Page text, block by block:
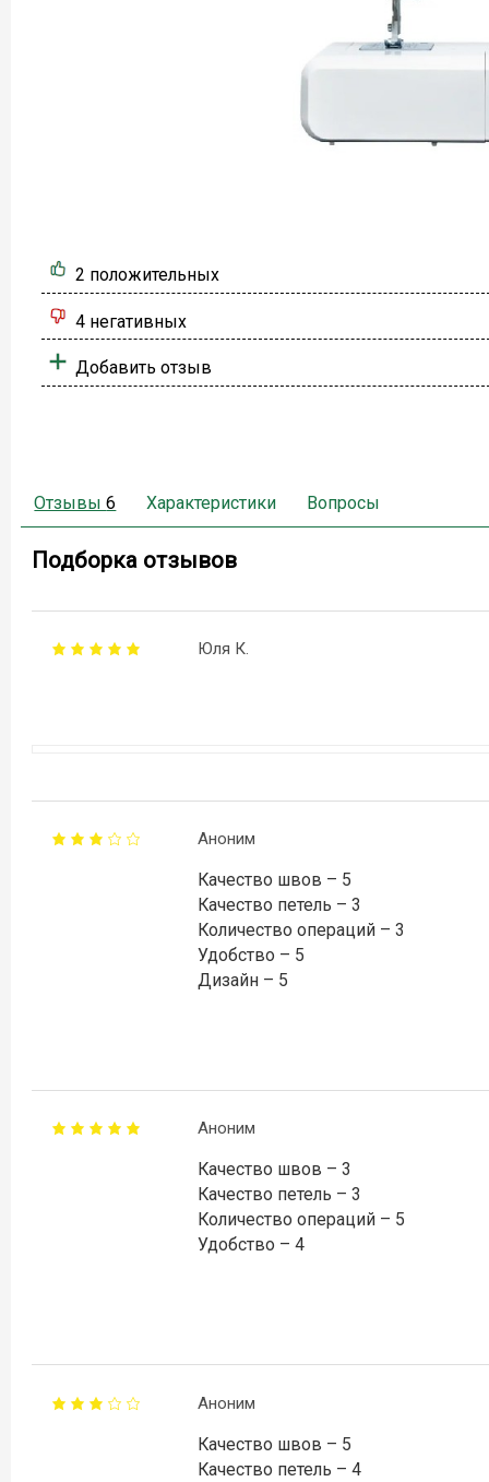
2 положительных
4 негативных
Добавить отзыв
Отзывы6 Характеристики Вопросы
Подборка отзывов
Юля К.
Аноним
Качество швов – 5
Качество петель – 3
Количество операций – 3
Удобство – 5
Дизайн – 5
Аноним
Качество швов – 3
Качество петель – 3
Количество операций – 5
Удобство – 4
Аноним
Качество швов – 5
Качество петель – 4